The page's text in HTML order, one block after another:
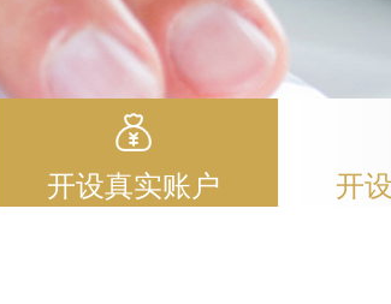
开设真实账户 开